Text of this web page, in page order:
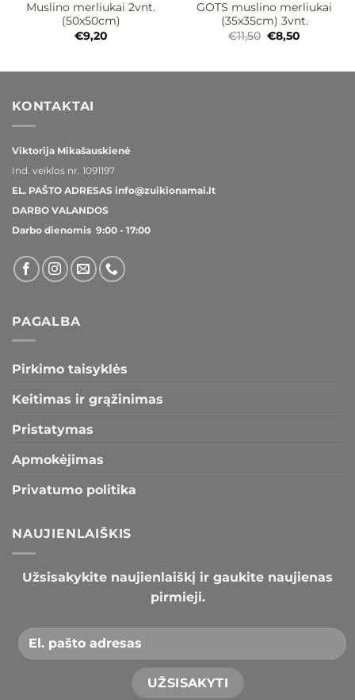
Muslino merliukai 2vnt.
(50x50cm)
€9,20
GOTS muslino merliukai
(35x35cm) 3vnt.
€11,50 Original
price
€8,50
KONTAKTAI
Viktorija Mikašauskienė
Ind. veiklos nr. 1091197
EL. PAŠTO ADRESAS info@zuikionamai.lt
DARBO VALANDOS
Darbo dienomis 9:00 - 17:00
PAGALBA
Pirkimo taisyklės
Keitimas ir grąžinimas
Pristatymas
Apmokėjimas
Privatumo politika
NAUJIENLAIŠKIS
Užsisakykite naujienlaiškį ir gaukite naujienas
pirmieji.